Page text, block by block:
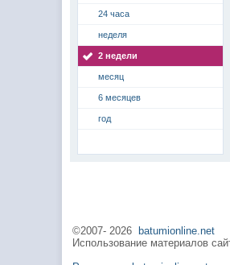
24 часа
неделя
2 недели
месяц
6 месяцев
год
©2007-2026
batumionline.net
Использование материалов